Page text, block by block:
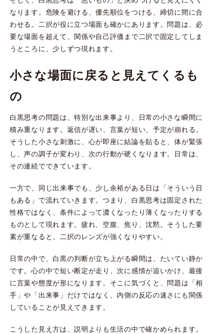
なります。危険を避ける、優先順位をつける、締切に間に合
わせる。二択が役に立つ場面も確かにあります。問題は、必
要な場面を超えて、関係や自己評価まで二択で固定してしま
うところに、少しずつ現れます。
小さな場面に戻ると見えてくるも
の
白黒思考の問題は、特別な出来事より、日常の小さな瞬間に
積み重なります。返信が遅い、言葉が短い、予定が崩れる。
そうした小さな刺激に、心が即座に結論を貼ると、体が緊張
し、声の調子が変わり、次の行動が硬くなります。日常は、
その連続でできています。
一方で、同じ出来事でも、少し余裕がある日は「そういう日
もある」で流れていきます。つまり、白黒思考は固定された
性格ではなく、条件によって濃くなったり薄くなったりする
ものとして現れます。疲れ、空腹、焦り、沈黙。そうした要
素が重なると、二択のレンズが強くなりやすい。
日常の中で、白黒の判断が立ち上がる瞬間は、たいてい静か
です。心の中で短い断定が走り、次に感情が追いかけ、最後
に言葉や態度が形になります。そこに気づくと、問題は「相
手」や「出来事」だけではなく、内側の反応の速さにも関係
していることが見えてきます。
こうした見え方は、説明よりも生活の中で確かめられます。